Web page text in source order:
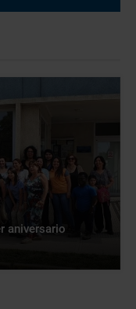
aniversario